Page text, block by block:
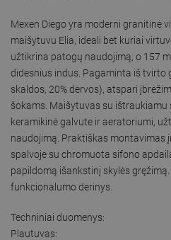
Mexen Diego yra moderni granitinė
maišytuvu Elia, ideali bet kuriai
užtikrina patogų naudojimą, o 157
didesnius indus. Pagaminta iš tvirto
skaldos, 20% dervos), atspari
šokams. Maišytuvas su ištraukiamu
keramikinė galvute ir aeratoriumi,
naudojimą. Praktiškas montavimas
spalvoje su chromuota sifono
papildomą išankstinį skylės
funkcionalumo derinys.
Techniniai duomenys:
Plautuvas: